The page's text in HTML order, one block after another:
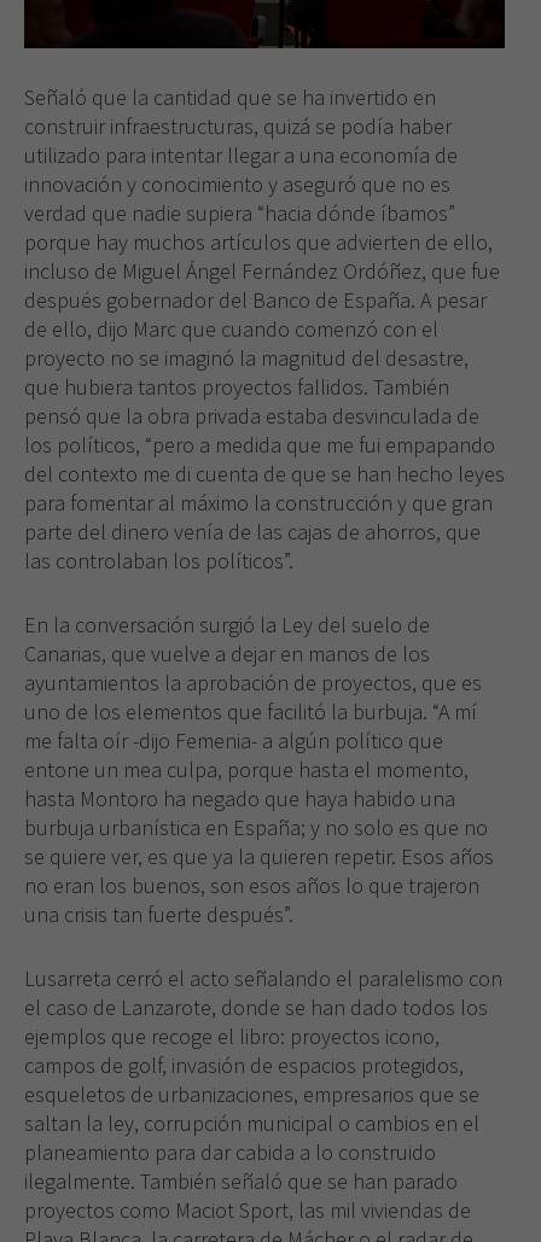
Señaló que la cantidad que se ha invertido en
construir infraestructuras, quizá se podía haber
utilizado para intentar llegar a una economía de
innovación y conocimiento y aseguró que no es
verdad que nadie supiera “hacia dónde íbamos”
porque hay muchos artículos que advierten de ello,
incluso de Miguel Ángel Fernández Ordóñez, que fue
después gobernador del Banco de España. A pesar
de ello, dijo Marc que cuando comenzó con el
proyecto no se imaginó la magnitud del desastre,
que hubiera tantos proyectos fallidos. También
pensó que la obra privada estaba desvinculada de
los políticos, “pero a medida que me fui empapando
del contexto me di cuenta de que se han hecho leyes
para fomentar al máximo la construcción y que gran
parte del dinero venía de las cajas de ahorros, que
las controlaban los políticos”.
En la conversación surgió la Ley del suelo de
Canarias, que vuelve a dejar en manos de los
ayuntamientos la aprobación de proyectos, que es
uno de los elementos que facilitó la burbuja. “A mí
me falta oír -dijo Femenia- a algún político que
entone un mea culpa, porque hasta el momento,
hasta Montoro ha negado que haya habido una
burbuja urbanística en España; y no solo es que no
se quiere ver, es que ya la quieren repetir. Esos años
no eran los buenos, son esos años lo que trajeron
una crisis tan fuerte después”.
Lusarreta cerró el acto señalando el paralelismo con
el caso de Lanzarote, donde se han dado todos los
ejemplos que recoge el libro: proyectos icono,
campos de golf, invasión de espacios protegidos,
esqueletos de urbanizaciones, empresarios que se
saltan la ley, corrupción municipal o cambios en el
planeamiento para dar cabida a lo construido
ilegalmente. También señaló que se han parado
proyectos como Maciot Sport, las mil viviendas de
Necesarias
Estas
opcionales.
Son
necesarias
para que
funcione la
web.
Experiencia
nuestra web